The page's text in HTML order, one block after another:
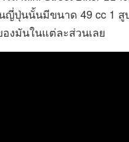
ญี่ปุ่นนั้นมีขนาด 49 cc 1 สู
องมันในแต่ละส่วนเลย